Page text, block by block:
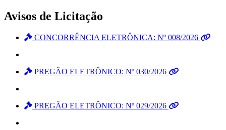
Avisos de Licitação
CONCORRÊNCIA ELETRÔNICA: Nº 008/2026
PREGÃO ELETRÔNICO: Nº 030/2026
PREGÃO ELETRÔNICO: Nº 029/2026